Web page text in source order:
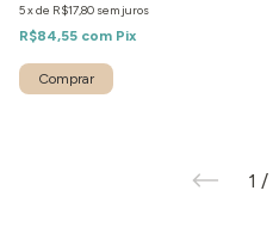
5xde R$17,80 sem juros
R$84,55 com Pix
1 /